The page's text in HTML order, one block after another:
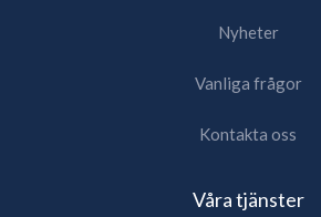
Nyheter
Vanliga frågor
Kontakta oss
Våra tjänster